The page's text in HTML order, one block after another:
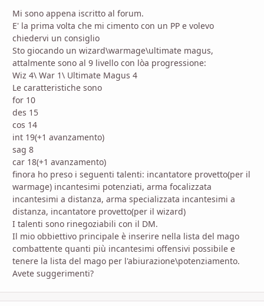
Mi sono appena iscritto al forum.
E' la prima volta che mi cimento con un PP e volevo
chiedervi un consiglio
Sto giocando un wizard\warmage\ultimate magus,
attalmente sono al 9 livello con lòa progressione:
Wiz 4\ War 1\ Ultimate Magus 4
Le caratteristiche sono
for 10
des 15
cos 14
int 19(+1 avanzamento)
sag 8
car 18(+1 avanzamento)
finora ho preso i seguenti talenti: incantatore provetto(per il
warmage) incantesimi potenziati, arma focalizzata
incantesimi a distanza, arma specializzata incantesimi a
distanza, incantatore provetto(per il wizard)
I talenti sono rinegoziabili con il DM.
Il mio obbiettivo principale è inserire nella lista del mago
combattente quanti più incantesimi offensivi possibile e
tenere la lista del mago per l'abiurazione\potenziamento.
Avete suggerimenti?